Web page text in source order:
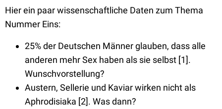
Hier ein paar wissenschaftliche Daten zum Thema
Nummer Eins:
25% der Deutschen Männer glauben, dass alle
anderen mehr Sex haben als sie selbst [1].
Wunschvorstellung?
Austern, Sellerie und Kaviar wirken nicht als
Aphrodisiaka [2]. Was dann?